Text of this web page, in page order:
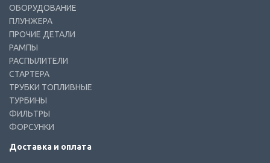
ОБОРУДОВАНИЕ
ПЛУНЖЕРА
ПРОЧИЕ ДЕТАЛИ
РАМПЫ
РАСПЫЛИТЕЛИ
СТАРТЕРА
ТРУБКИ ТОПЛИВНЫЕ
ТУРБИНЫ
ФИЛЬТРЫ
ФОРСУНКИ
Доставка и оплата